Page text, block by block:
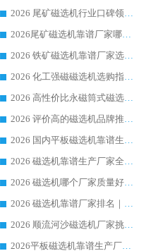
2026 尾矿磁选机行业口碑领域强者，源头直供国内主流厂家华体会手机网页版-华体会(中国) 一站式服务
2026尾矿磁选机靠谱厂家哪家好 行业口碑领域强者华体会手机网页版-华体会(中国) 推荐
2026 铁矿磁选机靠谱厂家选购全攻略 行业标杆华体会手机网页版-华体会(中国) 设备性价比出众
2026 化工强磁磁选机选购指南 5 家行业口碑靠谱厂家领域强者推荐
2026 高性价比永磁筒式磁选机品牌盘点 行业强者口碑实测选购完整指南
2026 评价高的磁选机品牌推荐选购指南，永磁筒式磁选机设备领域强者全景行业口碑解析
2026 国内平板磁选机靠谱生产厂家推荐排名|行业口碑选购指南，领域强者按需选设备
2026 磁选机靠谱生产厂家全梳理 分场景选型行业头部品牌选购参考攻略
2026 磁选机哪个厂家质量好？十大靠谱磁电企业排名选购指南
2026 磁选机靠谱厂家排名｜华体会手机网页版-华体会(中国) 高性价比磁选机磁电品牌
2026 顺流河沙磁选机厂家挑选攻略 | 业内口碑龙头企业高性价比品牌推荐
2026平板磁选机靠谱生产厂家选购指南 行业口碑良好品牌推荐 磁电领域实力强者